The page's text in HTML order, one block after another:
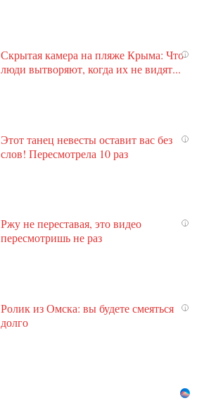
i
Скрытая камера на пляже Крыма: Что
люди вытворяют, когда их не видят...
i
Этот танец невесты оставит вас без
слов! Пересмотрела 10 раз
i
Ржу не переставая, это видео
пересмотришь не раз
i
Ролик из Омска: вы будете смеяться
долго